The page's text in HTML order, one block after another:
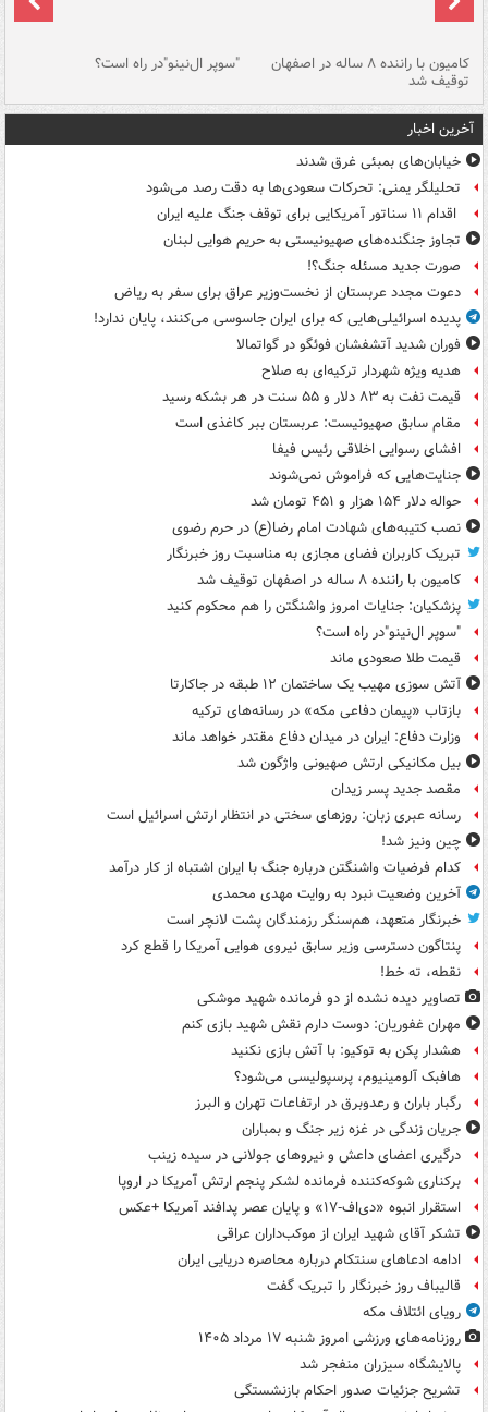
کامیون با راننده ۸ ساله در اصفهان
توقیف شد
"سوپر ال‌نینو"در راه است؟
آخرین اخبار
خیابان‌های بمبئی غرق شدند
تحلیلگر یمنی: تحرکات سعودی‌ها به دقت رصد می‌شود
اقدام ۱۱ سناتور آمریکایی برای توقف جنگ علیه ایران
تجاوز جنگنده‌های صهیونیستی به حریم هوایی لبنان
صورت جدید مسئله جنگ؟!
دعوت مجدد عربستان از نخست‌وزیر عراق برای سفر به ریاض
پدیده اسرائیلی‌هایی که برای ایران جاسوسی می‌کنند، پایان ندارد!
فوران شدید آتشفشان فوئگو در گواتمالا
هدیه ویژه شهردار ترکیه‌ای به صلاح
قیمت نفت به ۸۳ دلار و ۵۵ سنت در هر بشکه رسید
مقام سابق صهیونیست: عربستان ببر کاغذی است
افشای رسوایی اخلاقی رئیس فیفا
جنایت‌هایی که فراموش نمی‌شوند
حواله دلار ۱۵۴ هزار و ۴۵۱ تومان شد
نصب کتیبه‌های شهادت امام رضا(ع) در حرم رضوی
تبریک کاربران فضای مجازی به مناسبت روز خبرنگار
کامیون با راننده ۸ ساله در اصفهان توقیف شد
پزشکیان: جنایات امروز واشنگتن را هم محکوم کنید
"سوپر ال‌نینو"در راه است؟
قیمت طلا صعودی ماند
آتش سوزی مهیب یک ساختمان ۱۲ طبقه در جاکارتا
بازتاب «پیمان دفاعی مکه» در رسانه‌های ترکیه
وزارت دفاع: ایران در میدان دفاع مقتدر خواهد ماند
بیل مکانیکی ارتش صهیونی واژگون شد
مقصد جدید پسر زیدان
رسانه عبری زبان: روزهای سختی در انتظار ارتش اسرائیل است
چین ونیز شد!
کدام فرضیات واشنگتن درباره جنگ با ایران اشتباه از کار درآمد
آخرین وضعیت نبرد به روایت مهدی محمدی
خبرنگار متعهد، هم‌سنگر رزمندگان پشت لانچر است
پنتاگون دسترسی وزیر سابق نیروی هوایی آمریکا را قطع کرد
نقطه، ته خط!
تصاویر دیده‌ نشده از دو فرمانده شهید موشکی
مهران غفوریان: دوست دارم نقش شهید بازی کنم
هشدار پکن به توکیو: با آتش بازی نکنید
هافبک آلومینیوم، پرسپولیسی می‌شود؟
رگبار باران و رعدوبرق در ارتفاعات تهران و البرز
جریان زندگی در غزه زیر جنگ و بمباران
درگیری اعضای داعش و نیروهای جولانی در سیده زینب
برکناری شوکه‌کننده فرمانده لشکر پنجم ارتش آمریکا در اروپا
استقرار انبوه «دی‌اف‑۱۷» و پایان عصر پدافند آمریکا +عکس
تشکر آقای شهید ایران از موکب‌داران عراقی
ادامه ادعاهای سنتکام درباره محاصره دریایی ایران
قالیباف روز خبرنگار را تبریک گفت
رویای ائتلاف مکه
روزنامه‌های ورزشی امروز ‌شنبه ۱۷ مرداد ۱۴۰۵
پالایشگاه سیزران منفجر شد
تشریح جزئیات صدور احکام بازنشستگی